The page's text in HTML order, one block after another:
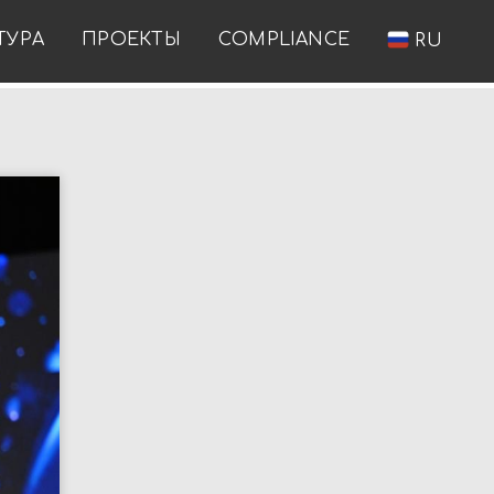
ПРОЕКТЫ COMPLIANCE RU